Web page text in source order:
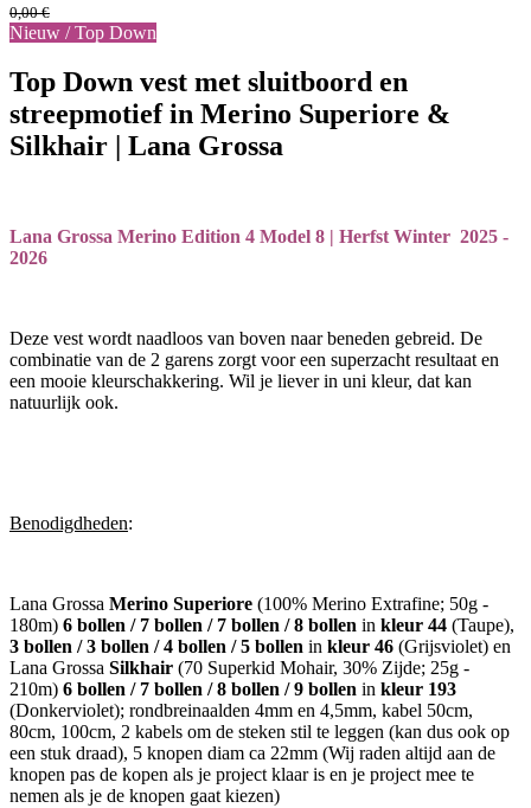
0,00€
Nieuw / Top Down
Top Down vest met sluitboord en
streepmotief in Merino Superiore &
Silkhair | Lana Grossa
Lana Grossa Merino Edition 4 Model 8 | Herfst Winter 2025 -
2026
Deze vest wordt naadloos van boven naar beneden gebreid. De
combinatie van de 2 garens zorgt voor een superzacht resultaat en
een mooie kleurschakkering. Wil je liever in uni kleur, dat kan
natuurlijk ook.
Benodigdheden:
Lana Grossa Merino Superiore (100% Merino Extrafine; 50g -
180m) 6 bollen / 7 bollen / 7 bollen / 8 bollen in kleur 44 (Taupe),
3 bollen / 3 bollen / 4 bollen / 5 bollen in kleur 46 (Grijsviolet) en
Lana Grossa Silkhair (70 Superkid Mohair, 30% Zijde; 25g -
210m) 6 bollen / 7 bollen / 8 bollen / 9 bollen in kleur 193
(Donkerviolet); rondbreinaalden 4mm en 4,5mm, kabel 50cm,
80cm, 100cm, 2 kabels om de steken stil te leggen (kan dus ook op
een stuk draad), 5 knopen diam ca 22mm (Wij raden altijd aan de
knopen pas de kopen als je project klaar is en je project mee te
nemen als je de knopen gaat kiezen)